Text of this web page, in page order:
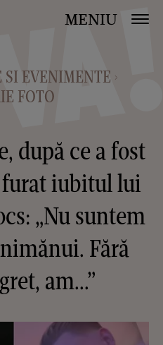
MENIU
SI EVENIMENTE >
FOTO
după ce a fost
furat iubitul lui
„Nu suntem
Fără
am...”